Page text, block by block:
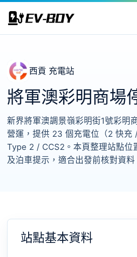
西貢 充電站
將軍澳彩明商場
新界將軍澳調景嶺彩明街1號彩明
營運，提供 23 個充電位（2 快充
Type 2 / CCS2。本頁整理站點位
及泊車提示，適合出發前核對資料
站點基本資料